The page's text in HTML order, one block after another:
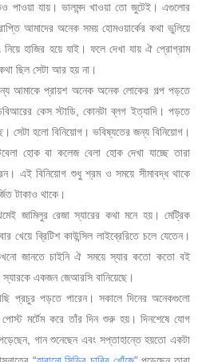
পাওয়া যায়। ভালমন্দ খাওয়া তো জুটেই। এগুলোর
আমাদের অনেক সময় হোমওয়ার্কের কথা ভুলিয়ে
হাজির হয়ে যাই। ফলে দেখা যায় ঐ প্রোগ্রাম
ছিল সেটা আর হয় না।
আমাকে প্রায়শ অনেক অনেক লোকের গল্প পড়তে
কেস স্টাডি, কোনটা ব্লগ ইত্যাদি। পড়তে
সেটা হলো বিনিয়োগ। ভবিষ্যতের জন্য বিনিয়োগ।
হোক বা কলেজ বেলা হোক দেখা যাচ্ছে তারা
এই বিনিয়োগ শুধু শ্রম ও সময়ে সীমাবদ্ধ থাকে
টাকাও থাকে।
জামিলুর রেজা স্যারের কথা মনে হয়। মেট্রিক
খেয়ে ব্রিটিশ কাউন্সিল লাইব্রেরিতে চলে যেতেন।
জানতে চাইনি ঐ সময়ে স্যার কতো কতো বই
একজন জেআরসি বানিয়েছে।
প্রচুর পড়তে পারেন। সকালে দিনের অনেকগুলো
মর্টেম করে তাঁর দিন শুরু হয়। দিনশেষে যোগ
গান শুনেছেন এবং সপ্তাহান্তে হয়তো একটা